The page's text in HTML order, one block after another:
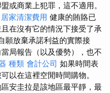
或商業上犯罪，這不適用。
居家清潔費用 健康的賄賂已
在沒有它的情況下接受了承
願放棄承諾利益的實際接
局報告（以及優勢），也不
種類 會計公司 如果時間表
以在這裡空閒時間購物。
安圭拉是該地區最平靜，最